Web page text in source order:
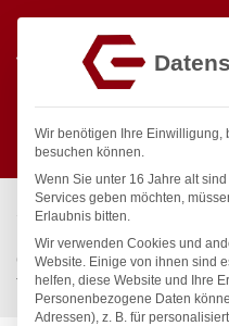
Start / Gastronomiebedarf &
Küchenartikel
Gastronorm-Behälter 1/4,
Transparent,
Wir benötigen Ihre Einwilligung,
besuchen können.
Wenn Sie unter 16 Jahre alt
Services geben möchten,
Erlaubnis bitten.
Wir verwenden Cookies und
Website. Einige von ihnen sind
helfen, diese Website und Ihre
Personenbezogene Daten
Adressen), z. B. für